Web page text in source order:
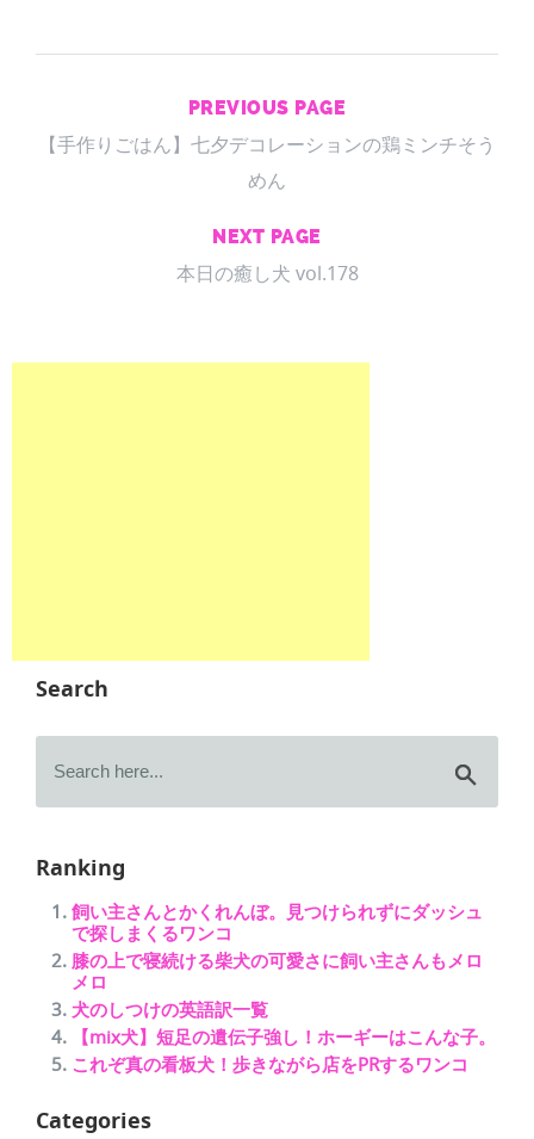
PREVIOUS PAGE
【手作りごはん】七夕デコレーションの鶏ミンチそう
めん
NEXT PAGE
本日の癒し犬 vol.178
Search
Ranking
飼い主さんとかくれんぼ。見つけられずにダッシュ
で探しまくるワンコ
膝の上で寝続ける柴犬の可愛さに飼い主さんもメロ
メロ
犬のしつけの英語訳一覧
【mix犬】短足の遺伝子強し！ホーギーはこんな子。
これぞ真の看板犬！歩きながら店をPRするワンコ
Categories